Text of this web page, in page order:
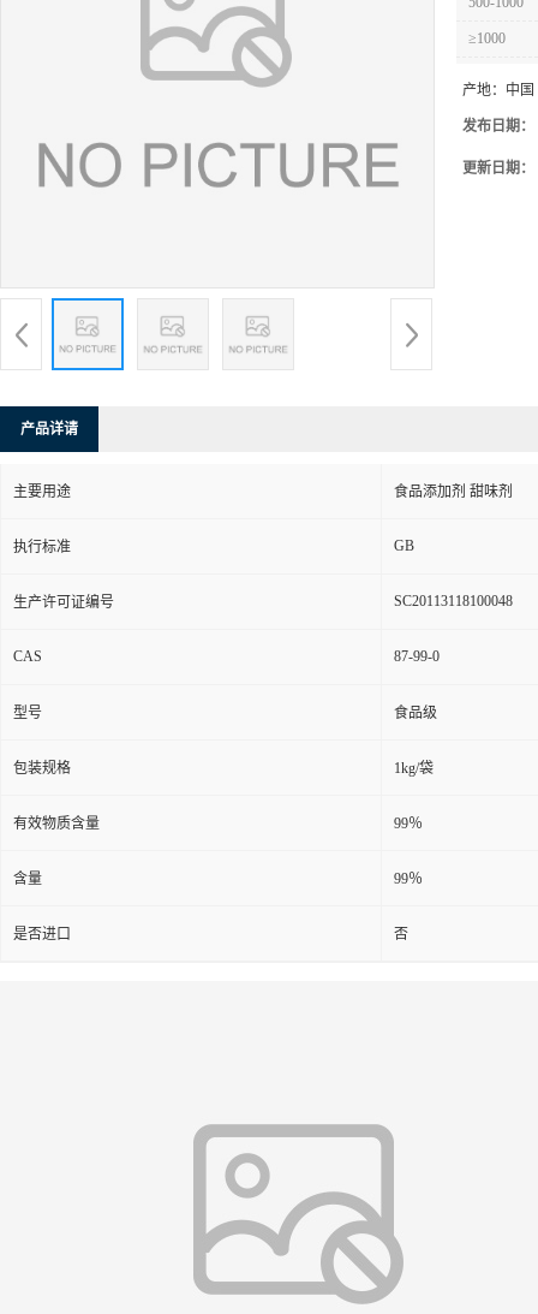
≥1000
产地： 中国
发布日期：
更新日期：
产品详请
主要用途 食品添加剂 甜味剂
执行标准 GB
生产许可证编号 SC20113118100048
CAS 87-99-0
型号 食品级
包装规格 1kg/袋
有效物质含量 99％
含量 99％
是否进口 否